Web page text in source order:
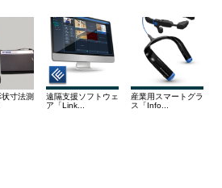
寸法測
遠隔支援ソフトウェ
ア「Link...
産業用スマートグラ
ス「Info...